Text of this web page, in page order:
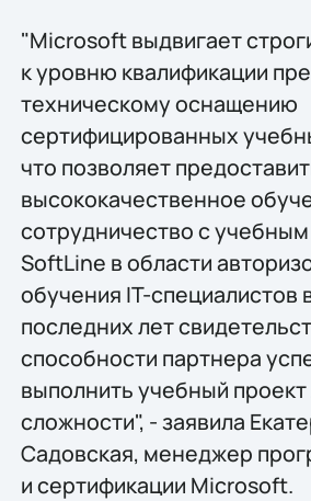
"Microsoft выдвигает
к уровню квалификации
техническому оснащению
сертифицированных
что позволяет
высококачественное
сотрудничество с
SoftLine в области
обучения IT-специалистов
последних лет
способности партнера
выполнить учебный
сложности", - заявила
Садовская, менеджер
и сертификации Microsoft.